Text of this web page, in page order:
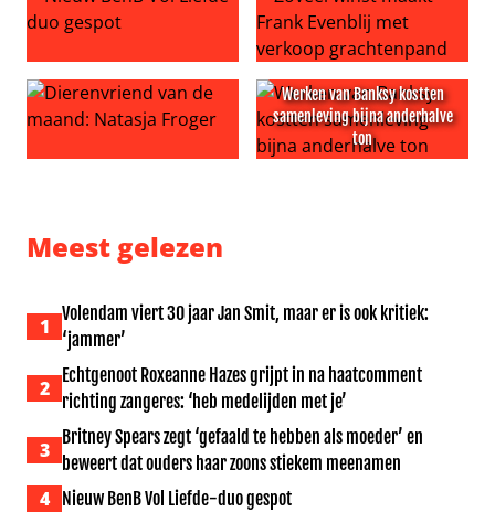
Nieuw BenB Vol Liefde-duo gespotZóveel winst maakt Frank
Werken van Banksy kostten
samenleving bijna anderhalve
ton
Meest gelezen
1
Volendam viert 30 jaar Jan Smit, maar er is ook kritiek:
‘jammer’
2
Echtgenoot Roxeanne Hazes grijpt in na haatcomment
richting zangeres: ‘heb medelijden met je’
3
Britney Spears zegt ‘gefaald te hebben als moeder’ en
beweert dat ouders haar zoons stiekem meenamen
4 Nieuw BenB Vol Liefde-duo gespot